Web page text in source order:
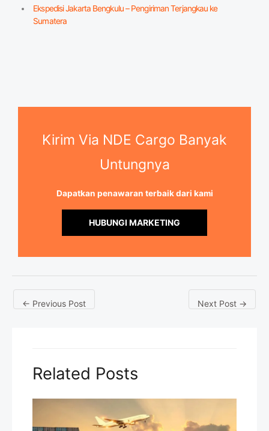
Ekspedisi Jakarta Bengkulu – Pengiriman Terjangkau ke
Sumatera
Kirim Via NDE Cargo Banyak
Untungnya
Dapatkan penawaran terbaik dari kami
HUBUNGI MARKETING
← Previous Post Next Post →
Related Posts